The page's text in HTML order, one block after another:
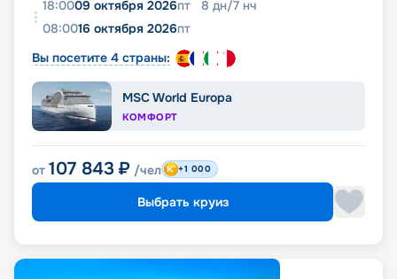
18:0009 октября 2026пт 8 дн/7 нч
08:0016 октября 2026пт
Вы посетите 4 страны:
MSC World Europa
КОМФОРТ
от 107 843 ₽ /чел +1 000
Выбрать круиз